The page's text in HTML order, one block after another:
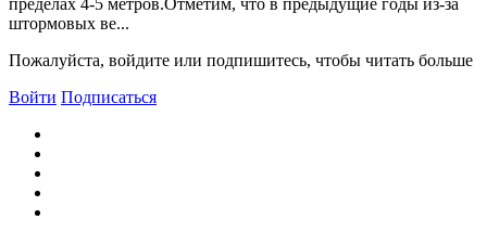
пределах 4-5 метров.Отметим, что в предыдущие годы из-за
штормовых ве...
Пожалуйста, войдите или подпишитесь, чтобы читать больше
Войти Подписаться